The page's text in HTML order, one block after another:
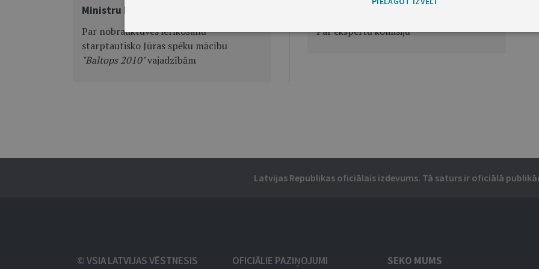
Ministru kabineta rīkojums Nr.163
Par nobrauktuves ierīkošanu
starptautisko Jūras spēku mācību
"Baltops 2010"vajadzībām
Par ekspertu komisiju
Latvijas Republikas oficiālais izdevums. Tā saturs ir oficiālā
© VSIA LATVIJAS VĒSTNESIS OFICIĀLIE PAZIŅOJUMI SEKO MUMS